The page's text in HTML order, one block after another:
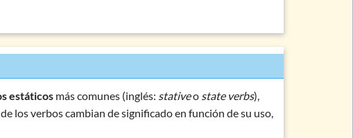
estáticos más comunes (inglés: stativeo state verbs),
los verbos cambian de significado en función de su uso,